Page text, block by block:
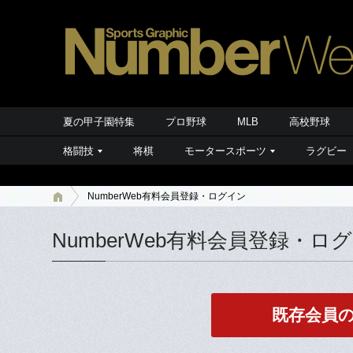
夏の甲子園特集 プロ野球 MLB 高校野球
格闘技 将棋 モータースポーツ ラグビー
NumberWeb有料会員登録・ログイン
NumberWeb有料会員登録・ロ
既存会員